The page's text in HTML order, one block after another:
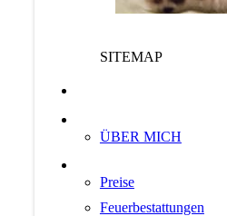
SITEMAP
ÜBER MICH
Preise
Feuerbestattungen